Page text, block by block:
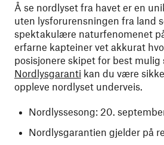
Å se nordlyset fra havet er en
uten lysforurensningen fra land
spektakulære naturfenomenet
erfarne kapteiner vet akkurat
posisjonere skipet for best mulig
Nordlysgaranti kan du være
oppleve nordlyset underveis.
Nordlyssesong: 20.
Nordlysgarantien gjelder på